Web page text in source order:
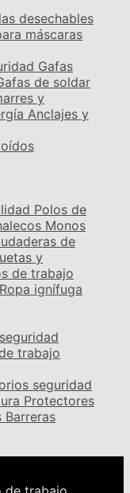
desechables
máscaras
Gafas
de soldar
y
Anclajes y
Polos de
Monos
de
y
de trabajo
Ropa ignífuga
trabajo
seguridad
Protectores
Barreras